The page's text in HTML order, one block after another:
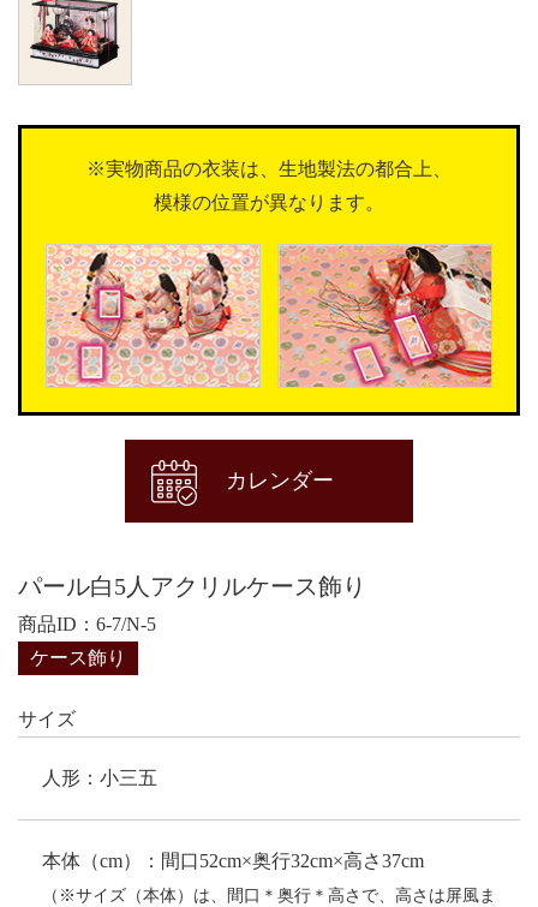
※実物商品の衣装は、生地製法の都合上、
模様の位置が異なります。
カレンダー
パール白5人アクリルケース飾り
商品ID：6-7/N-5
ケース飾り
サイズ
人形：小三五
本体（cm）：間口52cm×奥行32cm×高さ37cm
（※サイズ（本体）は、間口＊奥行＊高さで、高さは屏風ま